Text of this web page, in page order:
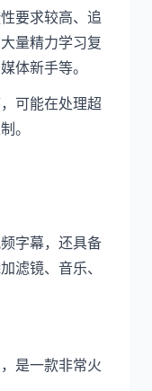
要求较高、追
量精力学习复
体新手等。
可能在处理超
。
字幕，还具备
滤镜、音乐、
是一款非常火